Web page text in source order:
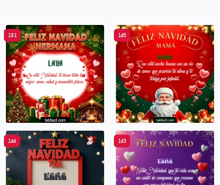
161 145
144 143